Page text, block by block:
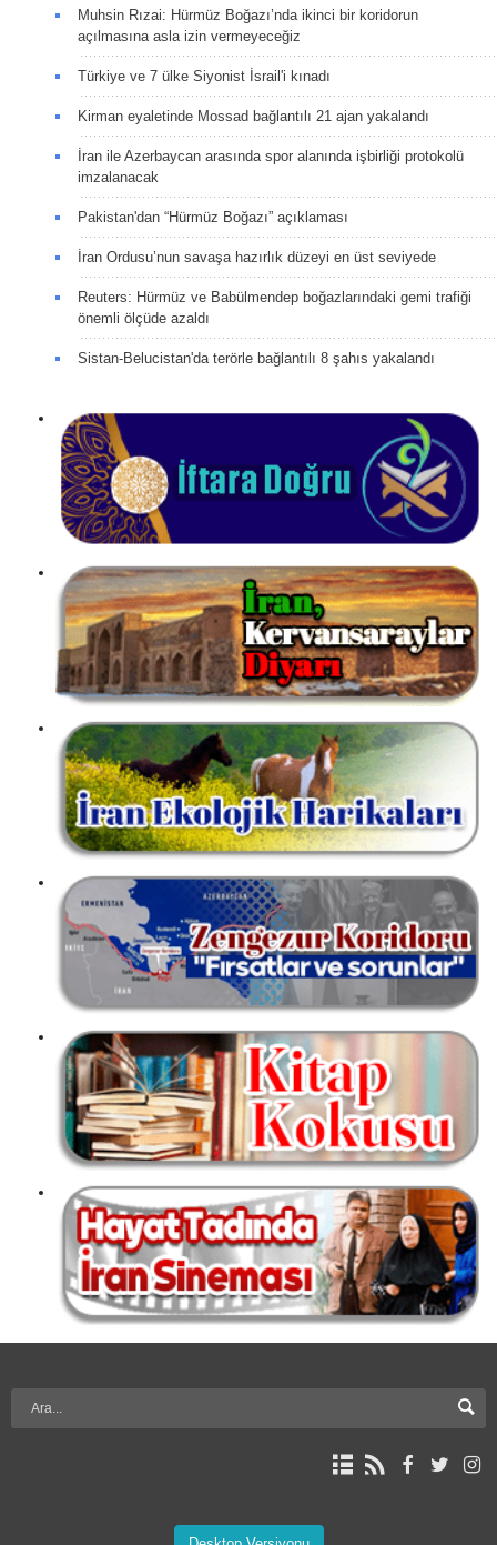
Muhsin Rızai: Hürmüz Boğazı’nda ikinci bir koridorun
açılmasına asla izin vermeyeceğiz
Türkiye ve 7 ülke Siyonist İsrail'i kınadı
Kirman eyaletinde Mossad bağlantılı 21 ajan yakalandı
İran ile Azerbaycan arasında spor alanında işbirliği protokolü
imzalanacak
Pakistan'dan “Hürmüz Boğazı” açıklaması
İran Ordusu’nun savaşa hazırlık düzeyi en üst seviyede
Reuters: Hürmüz ve Babülmendep boğazlarındaki gemi trafiği
önemli ölçüde azaldı
Sistan-Belucistan'da terörle bağlantılı 8 şahıs yakalandı